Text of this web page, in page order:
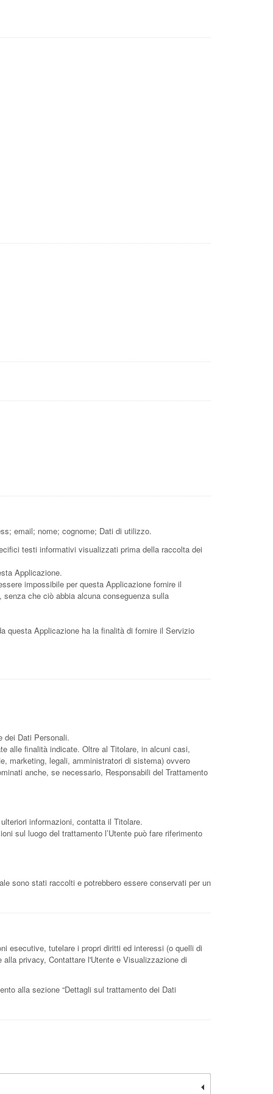
email; nome; cognome; Dati di utilizzo.
testi informativi visualizzati prima della raccolta dei
Applicazione.
impossibile per questa Applicazione fornire il
che ciò abbia alcuna conseguenza sulla
questa Applicazione ha la finalità di fornire il Servizio
dei Dati Personali.
alle finalità indicate. Oltre al Titolare, in alcuni casi,
marketing, legali, amministratori di sistema) ovvero
anche, se necessario, Responsabili del Trattamento
informazioni, contatta il Titolare.
sul luogo del trattamento l’Utente può fare riferimento
sono stati raccolti e potrebbero essere conservati per un
esecutive, tutelare i propri diritti ed interessi (o quelli di
privacy, Contattare l'Utente e Visualizzazione di
alla sezione “Dettagli sul trattamento dei Dati